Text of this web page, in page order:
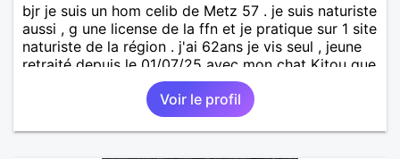
bjr je suis un hom celib de Metz 57 . je suis naturiste
aussi , g une license de la ffn et je pratique sur 1 site
naturiste de la région . j'ai 62ans je vis seul , jeune
retraité depuis le 01/07/25 avec mon chat Kitou que
j'ai adopté en 04/2023 , je recherche une femme
pour amitié et compagnie , partager des moments
de détente , de loisirs et d'intimités dans le respect
mutuel sur ma région du 57/54.
Voir le profil